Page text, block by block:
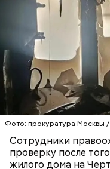
Фото: прокуратура Москвы
Сотрудники
проверку после
жилого дома на
Блогеру грозило
— Мы съездили за
поднялись домой. У
через сутки... Его
реанимировали, и
Миссюра на
Видео: пресс-служба ГСУ